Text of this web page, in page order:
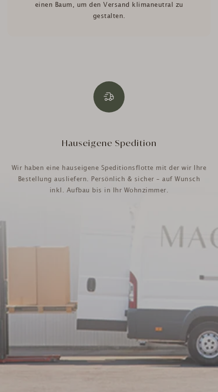
einen Baum, um den Versand klimaneutral zu
gestalten.
Hauseigene Spedition
Wir haben eine hauseigene Speditionsflotte mit der wir Ihre
Bestellung ausliefern. Persönlich & sicher - auf Wunsch
inkl. Aufbau bis in Ihr Wohnzimmer.